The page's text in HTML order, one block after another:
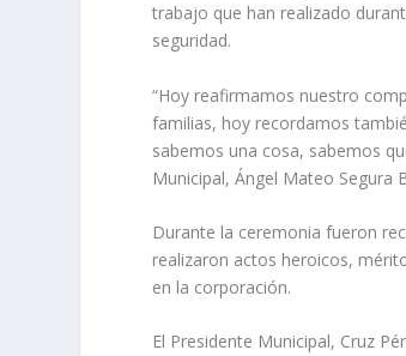
trabajo que han realizado
seguridad.
“Hoy reafirmamos nuestro
familias, hoy recordamos
sabemos una cosa, sabemos
Municipal, Ángel Mateo Segura
Durante la ceremonia fueron
realizaron actos heroicos,
en la corporación.
El Presidente Municipal, Cruz